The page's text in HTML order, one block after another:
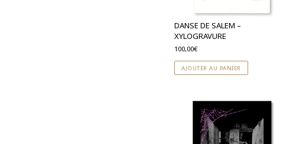
DANSE DE SALEM –
XYLOGRAVURE
100,00€
AJOUTER AU PANIER